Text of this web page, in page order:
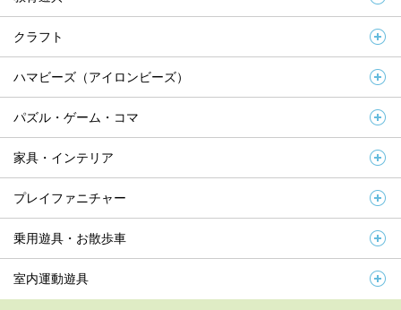
クラフト
ハマビーズ（アイロンビーズ）
パズル・ゲーム・コマ
家具・インテリア
プレイファニチャー
乗用遊具・お散歩車
室内運動遊具